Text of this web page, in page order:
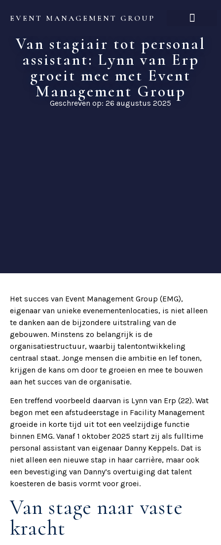
EVENT MANAGEMENT GROUP
Van stagiair tot personal
assistant: Lynn van Erp
groeit mee met Event
Management Group
Geschreven op: 26 augustus 2025
Het succes van Event Management Group (EMG),
eigenaar van unieke evenementenlocaties, is niet alleen
te danken aan de bijzondere uitstraling van de
gebouwen. Minstens zo belangrijk is de
organisatiestructuur, waarbij talentontwikkeling
centraal staat. Jonge mensen die ambitie en lef tonen,
krijgen de kans om door te groeien en mee te bouwen
aan het succes van de organisatie.
Een treffend voorbeeld daarvan is Lynn van Erp (22). Wat
begon met een afstudeerstage in Facility Management
groeide in korte tijd uit tot een veelzijdige functie
binnen EMG. Vanaf 1 oktober 2025 start zij als fulltime
personal assistant van eigenaar Danny Keppels. Dat is
niet alleen een nieuwe stap in haar carrière, maar ook
een bevestiging van Danny’s overtuiging dat talent
koesteren de basis vormt voor groei.
Van stage naar vaste
kracht